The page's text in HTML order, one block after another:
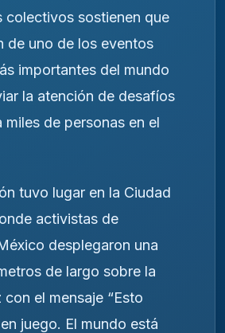
colectivos sostienen que
de uno de los eventos
importantes del mundo
la atención de desafíos
miles de personas en el
tuvo lugar en la Ciudad
activistas de
desplegaron una
de largo sobre la
con el mensaje “Esto
juego. El mundo está